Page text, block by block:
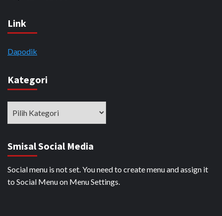
Link
Dapodik
Kategori
Smisal Social Media
Social menu is not set. You need to create menu and assign it
to Social Menu on Menu Settings.